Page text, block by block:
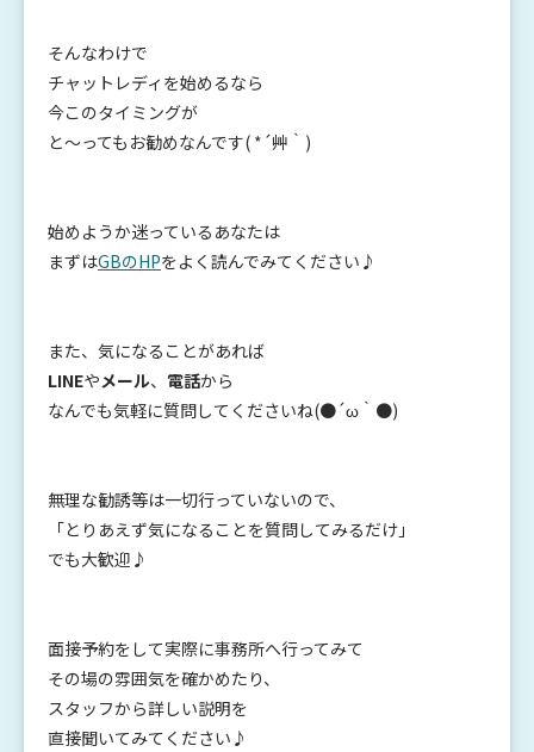
そんなわけで
チャットレディを始めるなら
今このタイミングが
と～ってもお勧めなんです( *´艸｀)
始めようか迷っているあなたは
まずはGBのHPをよく読んでみてください♪
また、気になることがあれば
LINEやメール、 電話から
なんでも気軽に質問してくださいね(●´ω｀●)
無理な勧誘等は一切行っていないので、
「とりあえず気になることを質問してみるだけ」
でも大歓迎♪
面接予約をして実際に事務所へ行ってみて
その場の雰囲気を確かめたり、
スタッフから詳しい説明を
直接聞いてみてください♪